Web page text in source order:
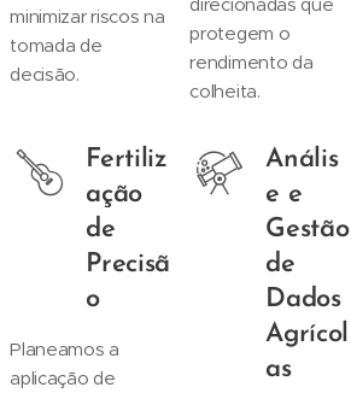
minimizar riscos na
tomada de
decisão.
protegem o
rendimento da
colheita.
Fertiliz
ação
de
Precisã
o
Planeamos a
aplicação de
Anális
e e
Gestão
de
Dados
Agrícol
as